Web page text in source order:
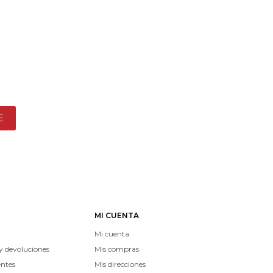
devoluciones
MI CUENTA
Mi cuenta
Mis compras
Mis direcciones